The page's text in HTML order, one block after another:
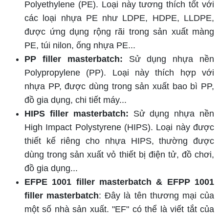
Polyethylene (PE). Loại này tương thích tốt với
các loại nhựa PE như LDPE, HDPE, LLDPE,
được ứng dụng rộng rãi trong sản xuất màng
PE, túi nilon, ống nhựa PE...
PP filler masterbatch: Sử dụng nhựa nền
Polypropylene (PP). Loại này thích hợp với
nhựa PP, được dùng trong sản xuất bao bì PP,
đồ gia dụng, chi tiết máy...
HIPS filler masterbatch: Sử dụng nhựa nền
High Impact Polystyrene (HIPS). Loại này được
thiết kế riêng cho nhựa HIPS, thường được
dùng trong sản xuất vỏ thiết bị điện tử, đồ chơi,
đồ gia dụng...
EFPE 1001 filler masterbatch & EFPP 1001
filler masterbatch: Đây là tên thương mại của
một số nhà sản xuất. "EF" có thể là viết tắt của